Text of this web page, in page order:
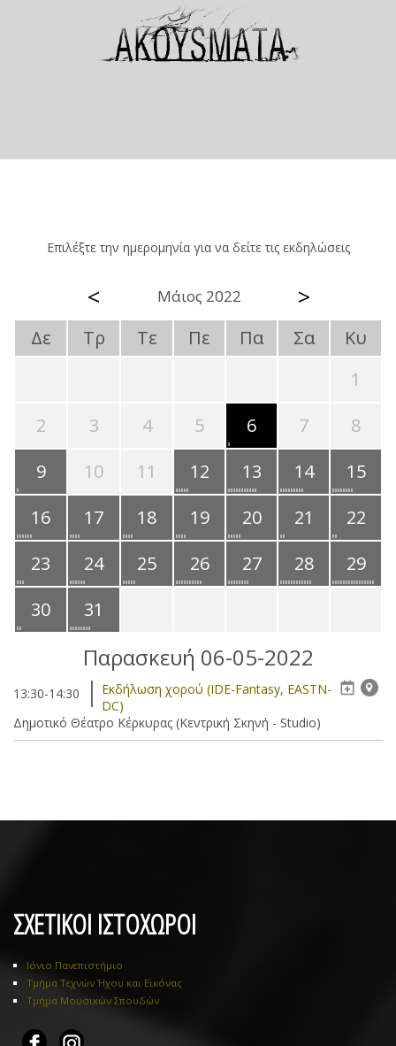
Επιλέξτε την ημερομηνία για να δείτε τις εκδηλώσεις
< Μάιος 2022 >
Δε Τρ Τε Πε Πα Σα
Κυ
1
2
3 4 5 6 7
8
9
10 11 12 13 14
15
16
17 18 19 20 21
22
23
24 25 26 27 28
29
30
31
Παρασκευή 06-05-2022
13:30-14:30
Eκδήλωση χορού (IDE-Fantasy, EASTN-
DC)
Δημοτικό Θέατρο Κέρκυρας (Κεντρική Σκηνή - Studio)
ΣΧΕΤΙΚΟΙ ΙΣΤΟΧΩΡΟΙ
Ιόνιο Πανεπιστήμιο
Τμήμα Τεχνών Ήχου και Εικόνας
Τμήμα Μουσικών Σπουδών